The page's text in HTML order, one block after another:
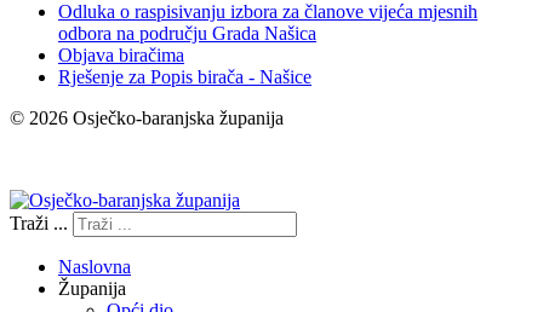
Odluka o raspisivanju izbora za članove vijeća mjesnih
odbora na području Grada Našica
Objava biračima
Rješenje za Popis birača - Našice
© 2026 Osječko-baranjska županija
Traži ...
Naslovna
Županija